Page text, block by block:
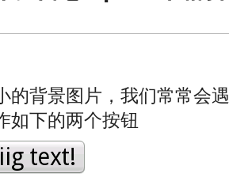
的背景图片，我们常常会
如下的两个按钮